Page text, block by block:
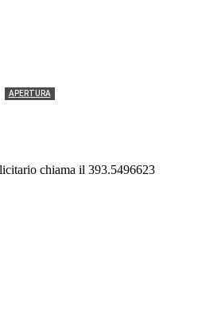
APERTURA
chiama il 393.5496623